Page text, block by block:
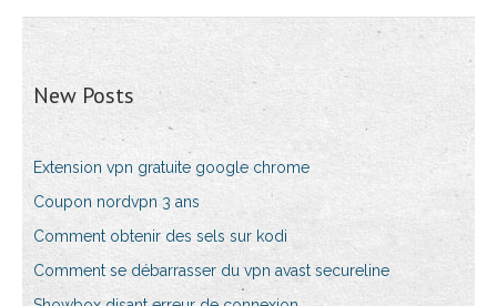
New Posts
Extension vpn gratuite google chrome
Coupon nordvpn 3 ans
Comment obtenir des sels sur kodi
Comment se débarrasser du vpn avast secureline